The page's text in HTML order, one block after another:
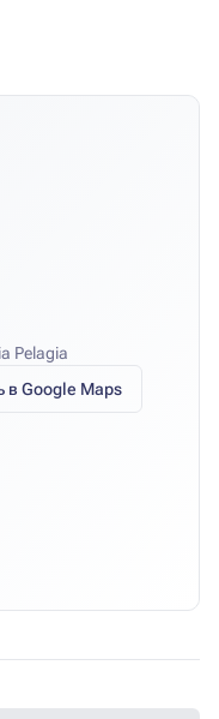
Pelagia
в Google Maps